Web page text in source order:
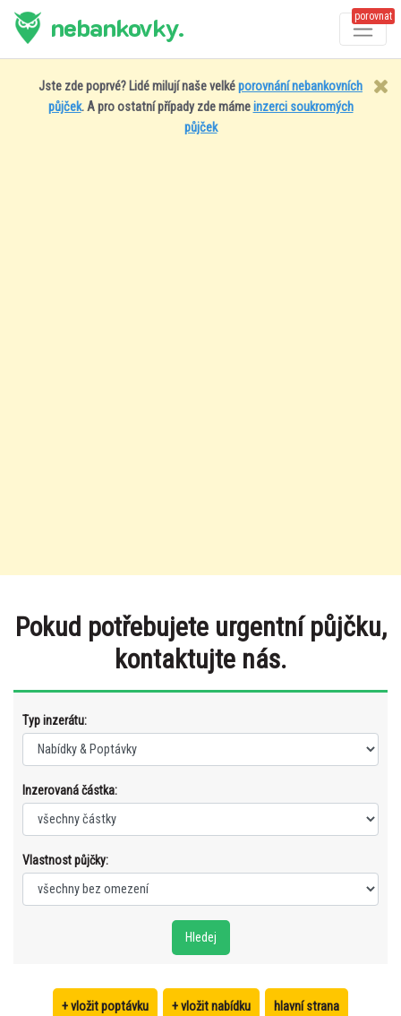
nebankovky. porovnat
Jste zde poprvé? Lidé milují naše velképorovnání nebankovních
půjček. A pro ostatní případy zde mámeinzerci soukromých
půjček
Pokud potřebujete urgentní půjčku,
kontaktujte nás.
Typ inzerátu:
Inzerovaná částka:
Vlastnost půjčky:
+ vložit poptávku + vložit nabídku hlavní strana